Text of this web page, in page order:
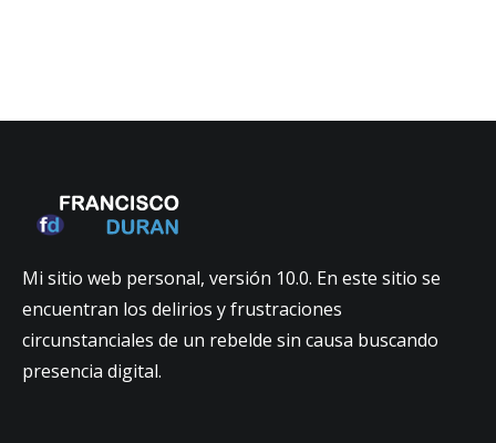
Mi sitio web personal, versión 10.0. En este sitio se
encuentran los delirios y frustraciones
circunstanciales de un rebelde sin causa buscando
presencia digital.